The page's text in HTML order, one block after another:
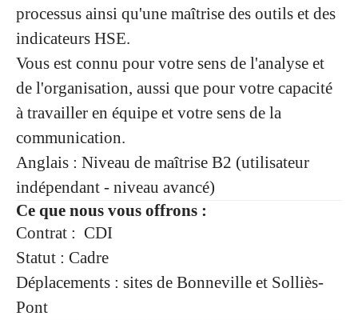
processus ainsi qu'une maîtrise des outils et des
indicateurs HSE.
Vous est connu pour votre sens de l'analyse et
de l'organisation, aussi que pour votre capacité
à travailler en équipe et votre sens de la
communication.
Anglais : Niveau de maîtrise B2 (utilisateur
indépendant - niveau avancé)
Ce que nous vous offrons :
Contrat : CDI
Statut : Cadre
Déplacements : sites de Bonneville et Solliès-
Pont